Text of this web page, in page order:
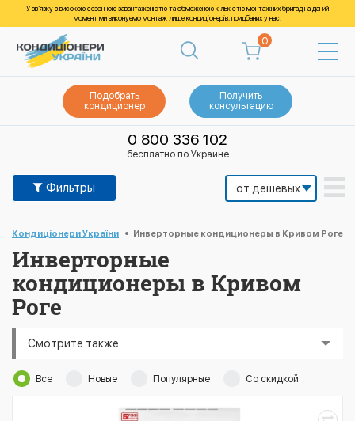
У зв’язку з високою сезонною завантаженістю та обмеженою кількістю монтажних бригад на даний
момент ми виконуємо монтаж лише кондиціонерів, придбаних у нас.
0
Подобрать
кондиционер
Получить
консультацию
0 800 336 102
бесплатно по Украине
Фильтры
Кондиціонери України Инверторные кондиционеры в Кривом Роге
Инверторные
кондиционеры в Кривом
Роге
Смотрите также
Все Новые Популярные Со скидкой